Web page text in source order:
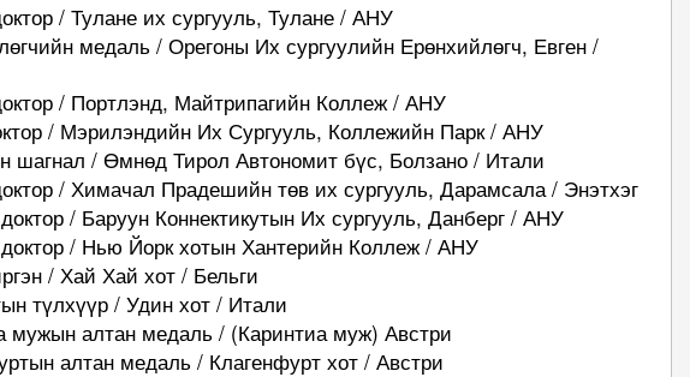
/ Тулане их сургууль, Тулане / АНУ
медаль / Орегоны Их сургуулийн Ерөнхийлөгч, Евген /
/ Портлэнд, Майтрипагийн Коллеж / АНУ
/ Мэрилэндийн Их Сургууль, Коллежийн Парк / АНУ
шагнал / Өмнөд Тирол Автономит бүс, Болзано / Итали
/ Химачал Прадешийн төв их сургууль, Дарамсала / Энэтхэг
/ Баруун Коннектикутын Их сургууль, Данберг / АНУ
/ Нью Йорк хотын Хантерийн Коллеж / АНУ
/ Хай Хай хот / Бельги
түлхүүр / Удин хот / Итали
мужын алтан медаль / (Каринтиа муж) Австри
алтан медаль / Клагенфурт хот / Австри